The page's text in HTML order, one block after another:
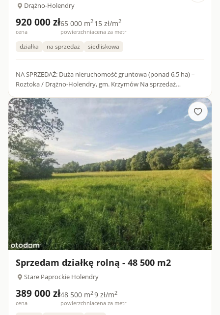
Drążno-Holendry
920 000 zł
cena
65 000 m2
powierzchnia
15 zł/m2
cena za metr
działka na sprzedaż siedliskowa
NA SPRZEDAŻ: Duża nieruchomość gruntowa (ponad 6,5 ha) –
Roztoka / Drążno-Holendry, gm. Krzymów ​Na sprzedaż
zlokalizowana...
Sprzedam działkę rolną - 48 500 m2
Stare Paprockie Holendry
389 000 zł
cena
48 500 m2
powierzchnia
9 zł/m2
cena za metr